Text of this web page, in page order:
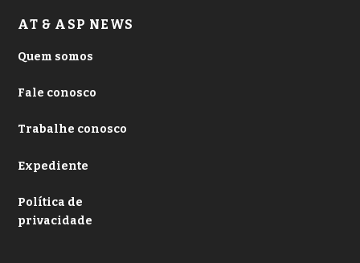
AT & ASP NEWS
Quem somos
Fale conosco
Trabalhe conosco
Expediente
Política de
privacidade